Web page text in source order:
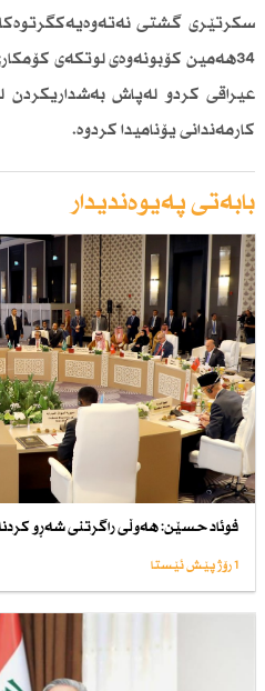
سكرتێری گشتی
34هەمین كۆبونەوەی لوتكەی
عیراقی كردو لەپاش بەشداریكردن
كارمەندانی یۆنامیدا كردوە.
بابەتی پەیوەندیدار
فوئاد حسێن: هەوڵی راگرتنی شەڕو
1 رۆژ پێش ئێستا